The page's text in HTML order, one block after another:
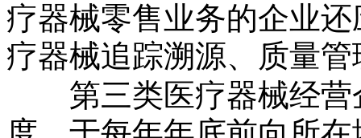
疗器械零售业务的企业
疗器械追踪溯源、质量
第三类医疗器械经营